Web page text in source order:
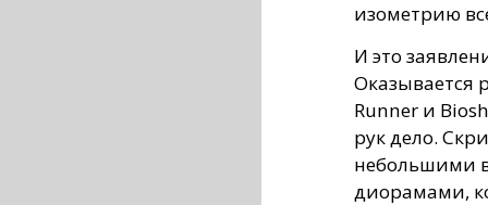
изометрию
И это
Оказывается
Runner и
рук дело.
небольшими
диорамами,